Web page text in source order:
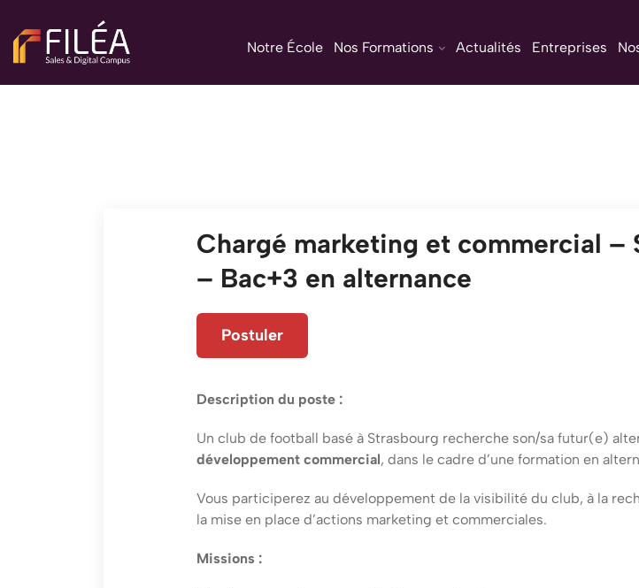
Notre École Nos Formations Actualités Entreprises
Chargé marketing et commercial
– Bac+3 en alternance
Postuler
Description du poste :
Un club de football basé à Strasbourg recherche son/sa futur(e)
développement commercial, dans le cadre d’une formation en
Vous participerez au développement de la visibilité du club, à la
la mise en place d’actions marketing et commerciales.
Missions :